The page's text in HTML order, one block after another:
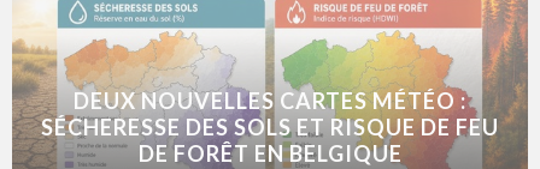
DEUX NOUVELLES CARTES MÉTÉO :
SÉCHERESSE DES SOLS ET RISQUE DE FEU
DE FORÊT EN BELGIQUE